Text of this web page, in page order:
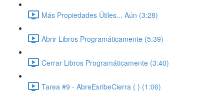
Más Propiedades Útiles... Aún (3:28)
Abrir Libros Programáticamente (5:39)
Cerrar Libros Programáticamente (3:40)
Tarea #9 - AbreEsribeCierra ( ) (1:06)